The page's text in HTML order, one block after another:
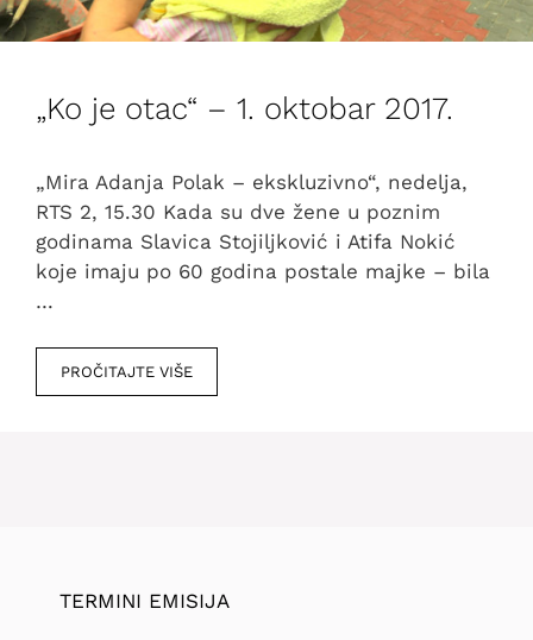
„Ko je otac“ – 1. oktobar 2017.
„Mira Adanja Polak – ekskluzivno“, nedelja,
RTS 2, 15.30 Kada su dve žene u poznim
godinama Slavica Stojiljković i Atifa Nokić
koje imaju po 60 godina postale majke – bila
…
PROČITAJTE VIŠE
TERMINI EMISIJA